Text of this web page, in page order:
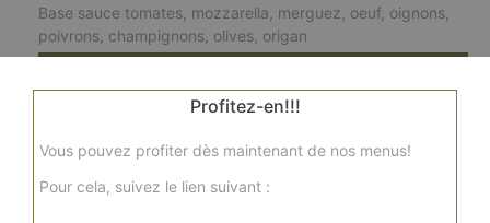
Base sauce tomates, mozzarella, merguez, oeuf, oignons,
poivrons, champignons, olives, origan
napolitaine l
tomates, olives, origan
Profitez-en!!!
Vous pouvez profiter dès maintenant de nos menus!
Pour cela, suivez le lien suivant :